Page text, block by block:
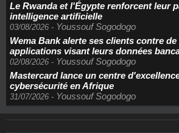
Le Rwanda et l'Égypte renforcent leur
intelligence artificielle
03/08/2026 - Youssouf Sogodogo
Wema Bank alerte ses clients contre
applications visant leurs données
02/08/2026 - Youssouf Sogodogo
Mastercard lance un centre
cybersécurité en Afrique
31/07/2026 - Youssouf Sogodogo